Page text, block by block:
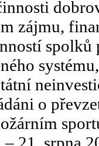
zájmu,
spolků
o